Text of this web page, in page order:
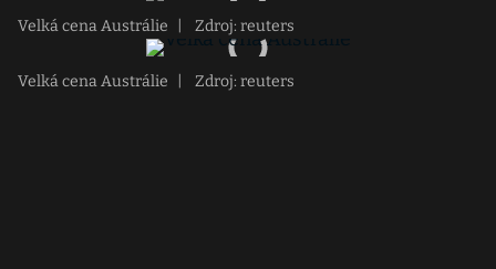
Velká cena Austrálie Zdroj: reuters
Velká cena Austrálie Zdroj: reuters